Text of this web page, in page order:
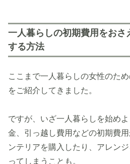
一人暮らしの初期費用をおさ
する方法
ここまで一人暮らしの女性のた
をご紹介してきました。
ですが、いざ一人暮らしを始め
金、引っ越し費用などの初期費
ンテリアを購入したり、アレン
ってしまうことも。